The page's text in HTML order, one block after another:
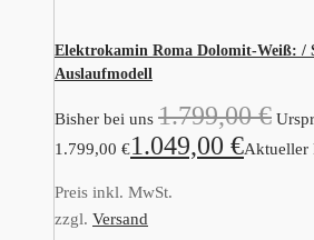
Elektrokamin Roma Dolomit-Weiß: /
Auslaufmodell
Bisher bei uns 1.799,00€
1.799,00 €1.049,00 €Aktueller
Preis inkl. MwSt.
zzgl. Versand